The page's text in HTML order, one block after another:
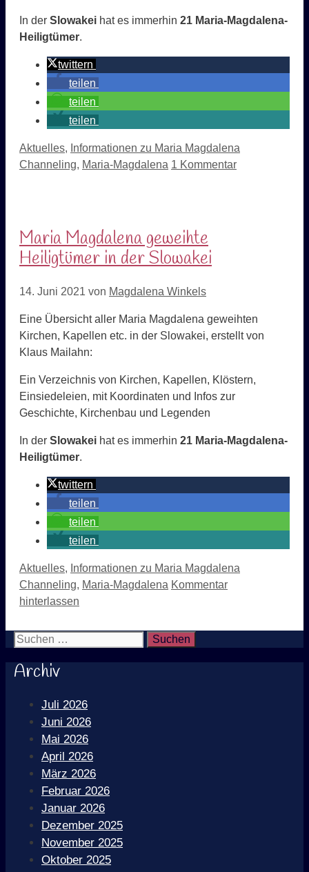
In der Slowakei hat es immerhin 21 Maria-Magdalena-
Heiligtümer.
twittern
teilen
teilen
teilen
Kategorien
Aktuelles, Informationen zu Maria Magdalena
Channeling, Maria-Magdalena 1 Kommentar
Maria Magdalena geweihte
Heiligtümer in der Slowakei
14. Juni 2021 von Magdalena Winkels
Eine Übersicht aller Maria Magdalena geweihten
Kirchen, Kapellen etc. in der Slowakei, erstellt von
Klaus Mailahn:
Ein Verzeichnis von Kirchen, Kapellen, Klöstern,
Einsiedeleien, mit Koordinaten und Infos zur
Geschichte, Kirchenbau und Legenden
In der Slowakei hat es immerhin 21 Maria-Magdalena-
Heiligtümer.
twittern
teilen
teilen
teilen
Kategorien
Aktuelles, Informationen zu Maria Magdalena
Channeling, Maria-Magdalena Kommentar
hinterlassen
Suchen nach:
Archiv
Juli 2026
Juni 2026
Mai 2026
April 2026
März 2026
Februar 2026
Januar 2026
Dezember 2025
November 2025
Oktober 2025